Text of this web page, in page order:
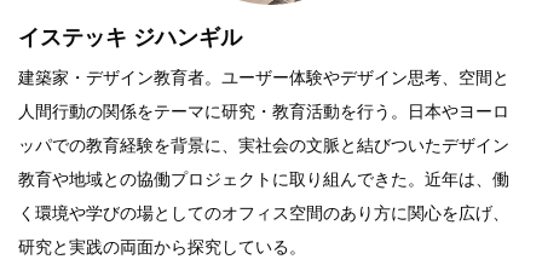
イステッキ ジハンギル
建築家・デザイン教育者。ユーザー体験やデザイン思考、空間と
人間行動の関係をテーマに研究・教育活動を行う。日本やヨーロ
ッパでの教育経験を背景に、実社会の文脈と結びついたデザイン
教育や地域との協働プロジェクトに取り組んできた。近年は、働
く環境や学びの場としてのオフィス空間のあり方に関心を広げ、
研究と実践の両面から探究している。